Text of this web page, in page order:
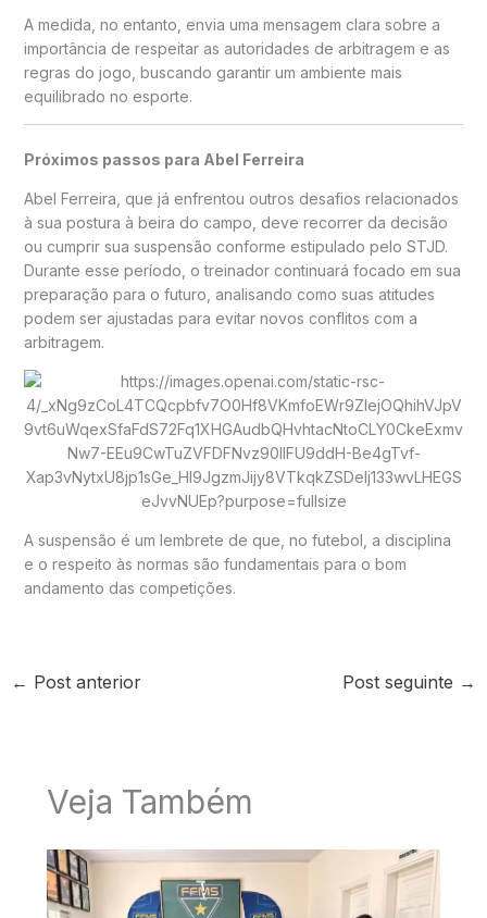
A medida, no entanto, envia uma mensagem clara sobre a
importância de respeitar as autoridades de arbitragem e as
regras do jogo, buscando garantir um ambiente mais
equilibrado no esporte.
Próximos passos para Abel Ferreira
Abel Ferreira, que já enfrentou outros desafios relacionados
à sua postura à beira do campo, deve recorrer da decisão
ou cumprir sua suspensão conforme estipulado pelo STJD.
Durante esse período, o treinador continuará focado em sua
preparação para o futuro, analisando como suas atitudes
podem ser ajustadas para evitar novos conflitos com a
arbitragem.
A suspensão é um lembrete de que, no futebol, a disciplina
e o respeito às normas são fundamentais para o bom
andamento das competições.
← Post anterior Post seguinte →
Veja Também